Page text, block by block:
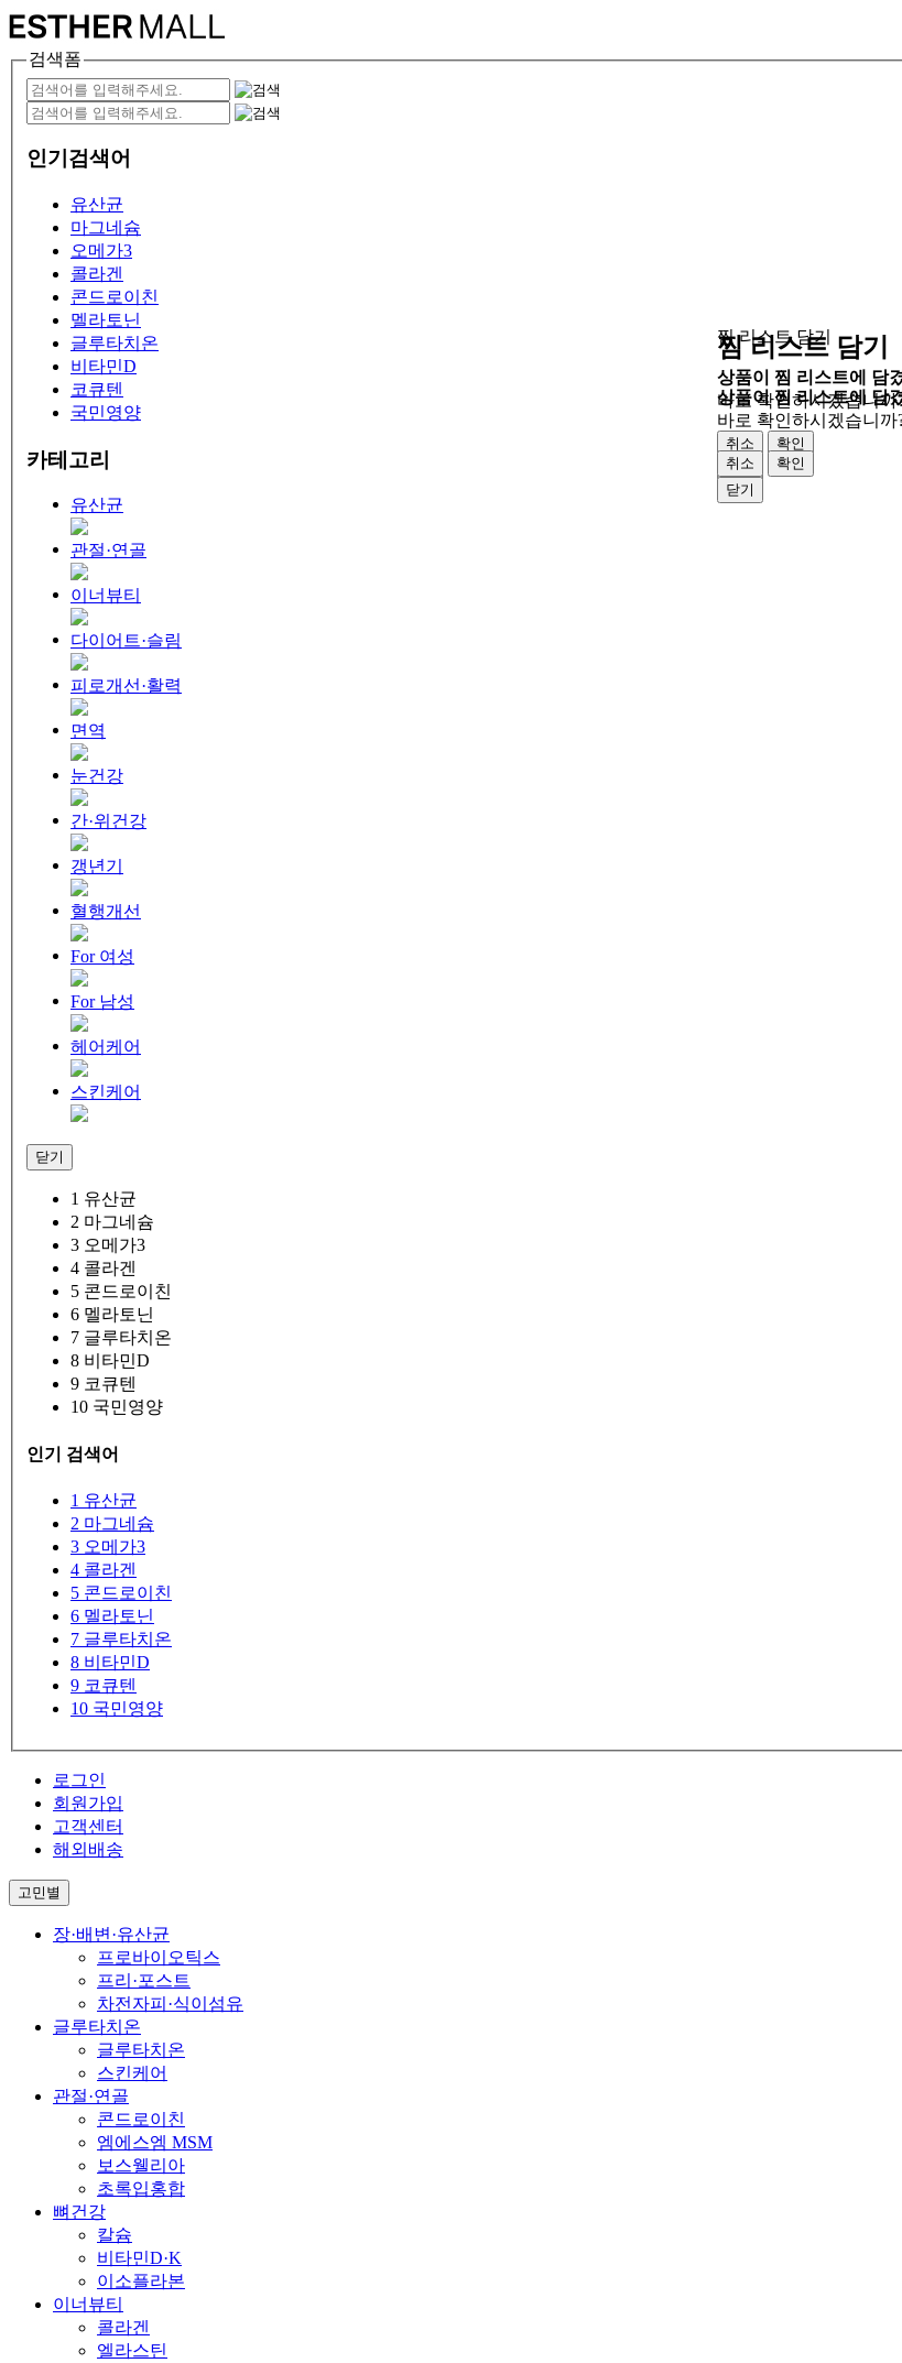
검색폼
인기검색어
유산균
마그네슘
오메가3
콜라겐
콘드로이친
멜라토닌
글루타치온
비타민D
코큐텐
국민영양
카테고리
유산균
관절·연골
이너뷰티
다이어트·슬림
피로개선·활력
면역
눈건강
간·위건강
갱년기
혈행개선
For 여성
For 남성
헤어케어
스킨케어
닫기
1 유산균
2 마그네슘
3 오메가3
4 콜라겐
5 콘드로이친
6 멜라토닌
7 글루타치온
8 비타민D
9 코큐텐
10 국민영양
인기 검색어
1 유산균
2 마그네슘
3 오메가3
4 콜라겐
5 콘드로이친
6 멜라토닌
7 글루타치온
8 비타민D
9 코큐텐
10 국민영양
로그인
회원가입
고객센터
해외배송
고민별
장·배변·유산균
프로바이오틱스
프리·포스트
차전자피·식이섬유
글루타치온
글루타치온
스킨케어
관절·연골
콘드로이친
엠에스엠 MSM
보스웰리아
초록입홍합
뼈건강
칼슘
비타민D·K
이소플라본
이너뷰티
콜라겐
엘라스틴
찜 리스트 담기
상품이 찜 리스트에 담
바로 확인하시겠습니까
취소
확인
닫기
찜 리스트 담기
상품이 찜 리스트에 담
바로 확인하시겠습니까
취소
확인
닫기